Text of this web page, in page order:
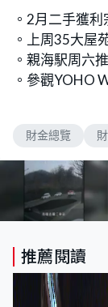
e
:
.
。2月二手獲
。上周35大屋
。親海駅周六
。參觀YOHO
財金總覽
推薦閱讀